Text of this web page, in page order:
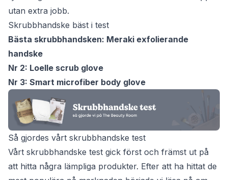
utan extra jobb.
Skrubbhandske bäst i test
Bästa skrubbhandsken: Meraki exfolierande
handske
Nr 2: Loelle scrub glove
Nr 3: Smart microfiber body glove
Så gjordes vårt skrubbhandske test
Vårt skrubbhandske test gick först och främst ut på
att hitta några lämpliga produkter. Efter att ha hittat de